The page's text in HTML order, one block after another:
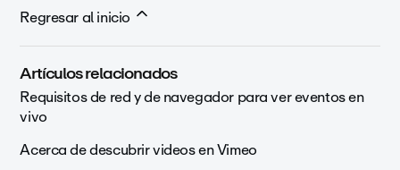
Regresar al inicio
Artículos relacionados
Requisitos de red y de navegador para ver eventos en
vivo
Acerca de descubrir videos en Vimeo